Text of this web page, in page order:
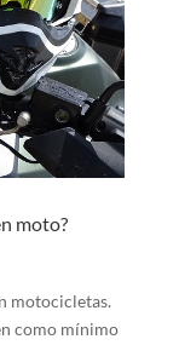
moto?
motocicletas.
como mínimo